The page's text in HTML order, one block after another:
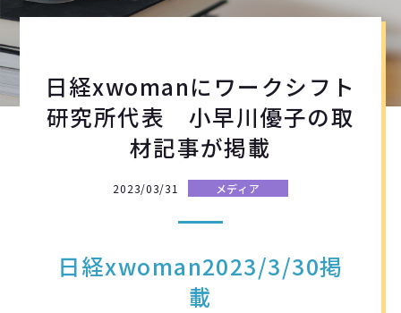
日経xwomanにワークシフト
研究所代表 小早川優子の取
材記事が掲載
2023/03/31 メディア
日経xwoman2023/3/30掲
載